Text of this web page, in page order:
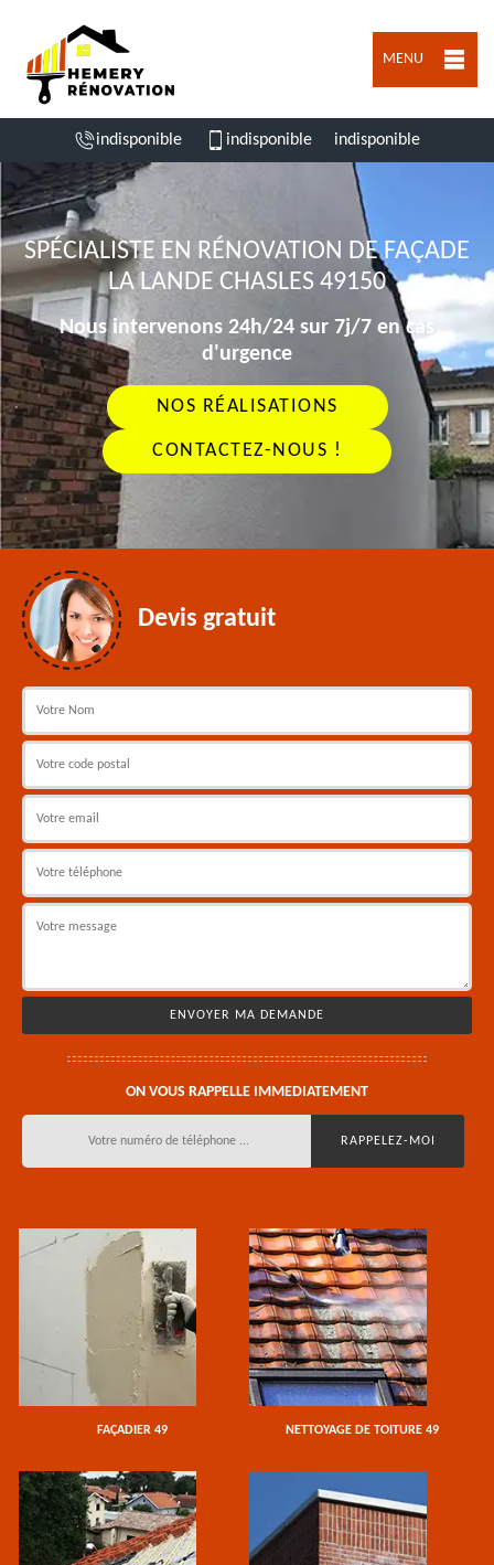
MENU
indisponible indisponible indisponible
SPÉCIALISTE EN RÉNOVATION DE FAÇADE
LA LANDE CHASLES 49150
Nous intervenons 24h/24 sur 7j/7 en cas
d'urgence
NOS RÉALISATIONS
CONTACTEZ-NOUS !
Devis gratuit
ON VOUS RAPPELLE IMMEDIATEMENT
FAÇADIER 49 NETTOYAGE DE TOITURE 49